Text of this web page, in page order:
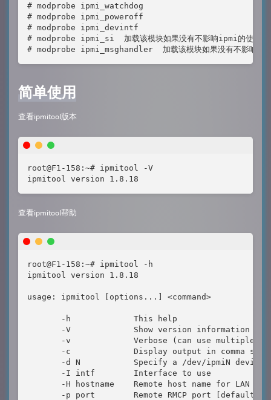
# modprobe ipmi_watchdog
# modprobe ipmi_poweroff
# modprobe ipmi_devintf
# modprobe ipmi_si  加载该模块如果没有不影响ipmi的使用（
# modprobe ipmi_msghandler  加载该模块如果没有不影响
简单使用
查看ipmitool版本
root@F1-158:~# ipmitool -V
ipmitool version 1.8.18
查看ipmitool帮助
root@F1-158:~# ipmitool -h
ipmitool version 1.8.18
usage: ipmitool [options...] <command>
       -h             This help
       -V             Show version information
-v             Verbose (can use multiple
-c             Display output in comma
-d N           Specify a /dev/ipmiN device
       -I intf        Interface to use
-H hostname    Remote host name for LAN
-p port        Remote RMCP port